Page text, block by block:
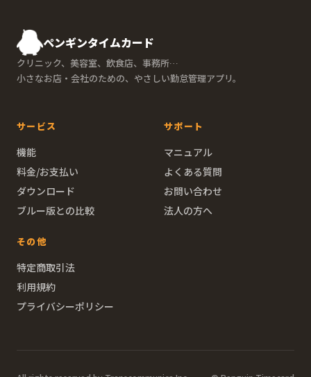
ペンギンタイムカード
クリニック、美容室、飲食店、事務所…
小さなお店・会社のための、やさしい勤怠管理アプリ。
サービス
機能
料金/お支払い
ダウンロード
ブルー版との比較
サポート
マニュアル
よくある質問
お問い合わせ
法人の方へ
その他
特定商取引法
利用規約
プライバシーポリシー